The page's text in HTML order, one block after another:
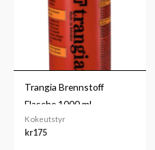
Trangia Brennstoff
Flasche 1000.ml
Kokeutstyr
kr175